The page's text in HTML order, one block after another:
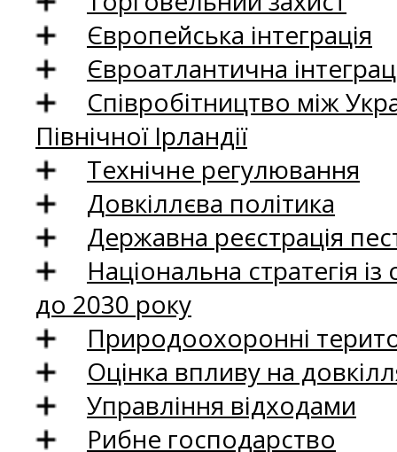
Європейська інтеграція
Євроатлантична
Співробітництво між
Північної Ірландії
Технічне регулювання
Довкіллєва політика
Державна реєстрація
Національна стратегія
до 2030 року
Природоохоронні
Оцінка впливу на
Управління відходами
Рибне господарство